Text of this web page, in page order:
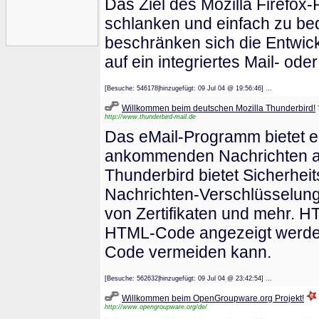
Das Ziel des Mozilla
schlanken und einfach zu
beschränken sich die
auf ein integriertes Mail-
[Besuche: 546178|hinzugefügt: 09 Jul 04 @ 19:56:46] ...
Willkommen beim deutschen Mozilla Thunderbird!
http://www.thunderbird-mail.de
Das eMail-Programm bietet
ankommenden Nachrichten
Thunderbird bietet
Nachrichten-
von Zertifikaten und mehr.
HTML-Code angezeigt
Code vermeiden kann.
[Besuche: 562632|hinzugefügt: 09 Jul 04 @ 23:42:54] ...
Willkommen beim OpenGroupware.org Projekt!
http://www.opengroupware.org/de/